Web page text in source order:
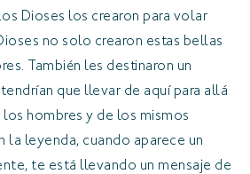
Dioses los crearon para volar
no solo crearon estas bellas
También les destinaron un
que llevar de aquí para allá
hombres y de los mismos
la leyenda, cuando aparece un
te está llevando un mensaje de